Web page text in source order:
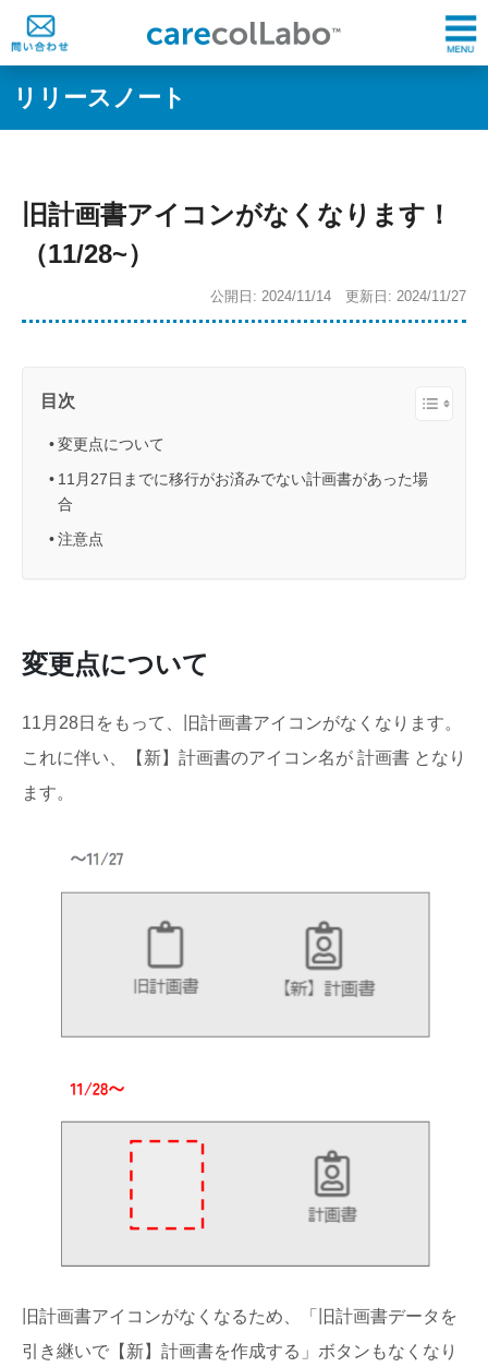
リリースノート
旧計画書アイコンがなくなります！
（11/28~）
公開日: 2024/11/14 更新日: 2024/11/27
目次
変更点について
11月27日までに移行がお済みでない計画書があった場
合
注意点
変更点について
11月28日をもって、旧計画書アイコンがなくなります。
これに伴い、【新】計画書のアイコン名が 計画書 となり
ます。
旧計画書アイコンがなくなるため、「旧計画書データを
引き継いで【新】計画書を作成する」ボタンもなくなり